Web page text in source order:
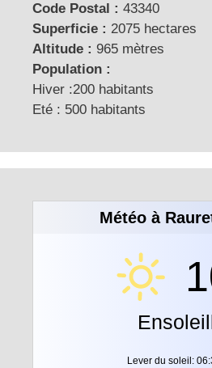
Code Postal : 43340
Superficie : 2075 hectares
Altitude : 965 mètres
Population :
Hiver :200 habitants
Eté : 500 habitants
Météo à
Lever du soleil: